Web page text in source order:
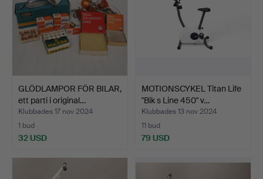
GLÖDLAMPOR FÖR BILAR,
ett parti i original…
Klubbades 17 nov 2024
1 bud
32 USD
MOTIONSCYKEL Titan Life
"Bik s Line 450" v…
Klubbades 13 nov 2024
11 bud
79 USD